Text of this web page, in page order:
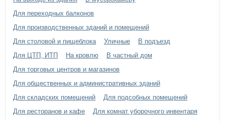
выбрать цвет по каталогу цветов RAL
Дополнительно:
мм (или размер на выбр, но не более
25% площади двери)
Для переходных балконов
Для производственных зданий и помещений
Для столовой и пищеблока
Уличные
В подъезд
Для ЦТП, ИТП
На кровлю
В частный дом
Для торговых центров и магазинов
Для общественных и административных зданий
Для складских помещений
Для подсобных помещений
Для ресторанов и кафе
Для комнат уборочного инвентаря